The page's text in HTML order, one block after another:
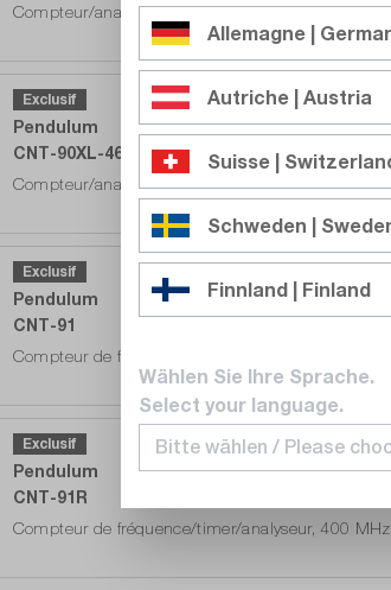
Compteur/analyseur de fréquences micro-ondes,
Prêt à être expédié dans 5 à 10 jours ouvrables
Exclusif
Pendulum
CNT-90XL-46G
Compteur/analyseur de fréquences micro-ondes,
Prêt à être expédié dans 5 à 10 jours ouvrables
Exclusif
Pendulum
CNT-91
Compteur de fréquence/timer/analyseur, 400
Prêt à être expédié dans 5 à 10 jours ouvrables
Exclusif
Pendulum
CNT-91R
Compteur de fréquence/timer/analyseur, 400
Délai de livraison surdemande
Allemagne |
Autriche | Austria
Suisse |
Schweden |
Finnland | Finland
Wählen Sie Ihre Sprache.
Select your language.